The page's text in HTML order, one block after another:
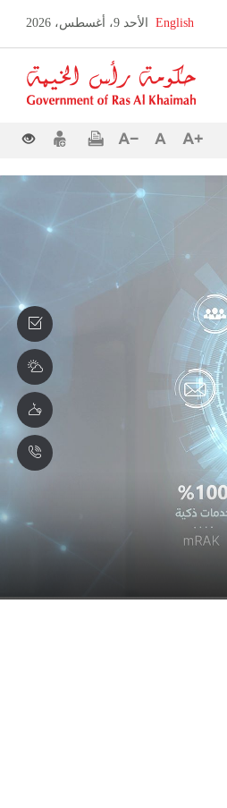
English الأحد 9، أغسطس، 2026 Error in execution